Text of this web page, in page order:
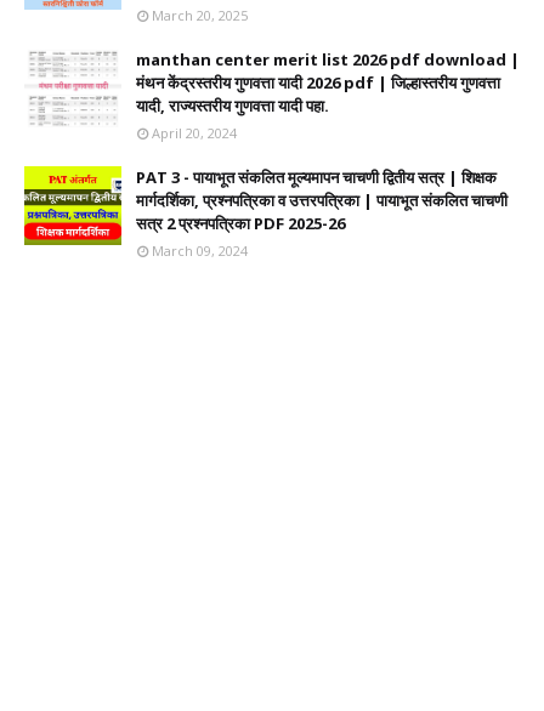
March 20, 2025
manthan center merit list 2026 pdf download |
मंथन केंद्रस्तरीय गुणवत्ता यादी 2026 pdf | जिल्हास्तरीय गुणवत्ता
यादी, राज्यस्तरीय गुणवत्ता यादी पहा.
April 20, 2024
PAT 3 - पायाभूत संकलित मूल्यमापन चाचणी द्वितीय सत्र | शिक्षक
मार्गदर्शिका, प्रश्नपत्रिका व उत्तरपत्रिका | पायाभूत संकलित चाचणी
सत्र 2 प्रश्नपत्रिका PDF 2025-26
March 09, 2024